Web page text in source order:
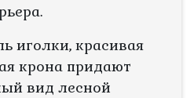
иголки, красивая
крона придают
вид лесной